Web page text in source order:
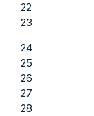
22
23
24
25
26
27
28